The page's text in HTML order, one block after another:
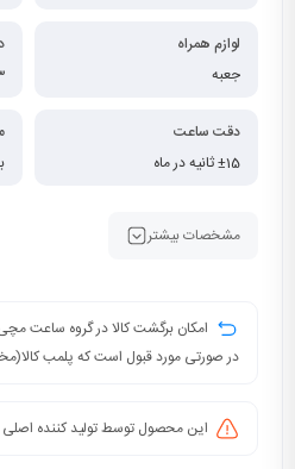
لوازم همراه
جعبه
3
دقت ساعت
±15 ثانیه در ماه
مشخصات بیشتر
امکان برگشت کالا در گروه ساعت
در صورتی مورد قبول است که پلمب
این محصول توسط تولید کننده